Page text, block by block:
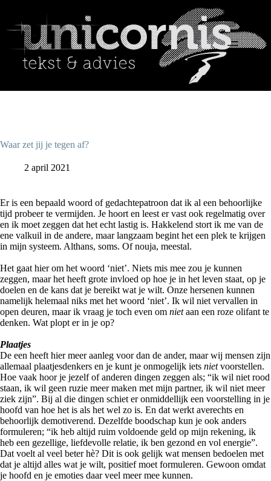
inhoud
Home
Tekst
Project- en
Contact
Waar zet jij je tegen af?
2 april 2021
Er is een bepaald woord of gedachtepatroon dat ik al een behoorlijke
tijd probeer te vermijden. Je hoort en leest er vast ook regelmatig over
en ik moet zeggen dat het echt lastig is. Hakkelend stort ik me van de
ene valkuil in de andere, maar langzaam begint het een plek te krijgen
in mijn systeem. Althans, soms. Of nouja, meestal.
Het gaat hier om het woord ‘niet’. Niets mis mee zou je kunnen
zeggen, maar het heeft grote invloed op hoe je in het leven staat, op je
doelen en de kans dat je bereikt wat je wilt. Onze hersenen kunnen
namelijk helemaal niks met het woord ‘niet’. Ik wil niet vervallen in
open deuren, maar ik vraag je toch even om nietaan een roze olifant te
denken. Wat plopt er in je op?
Plaatjes
De een heeft hier meer aanleg voor dan de ander, maar wij mensen zijn
allemaal plaatjesdenkers en je kunt je onmogelijk iets nietvoorstellen.
Hoe vaak hoor je jezelf of anderen dingen zeggen als; “ik wil niet rood
staan, ik wil geen ruzie meer maken met mijn partner, ik wil niet meer
ziek zijn”. Bij al die dingen schiet er onmiddellijk een voorstelling in je
hoofd van hoe het is als het wel zo is. En dat werkt averechts en
behoorlijk demotiverend. Dezelfde boodschap kun je ook anders
formuleren; “ik heb altijd ruim voldoende geld op mijn rekening, ik
heb een gezellige, liefdevolle relatie, ik ben gezond en vol energie”.
Dat voelt al veel beter hè? Dit is ook gelijk wat mensen bedoelen met
dat je altijd alles wat je wilt, positief moet formuleren. Gewoon omdat
je hoofd en je emoties daar veel meer mee kunnen.